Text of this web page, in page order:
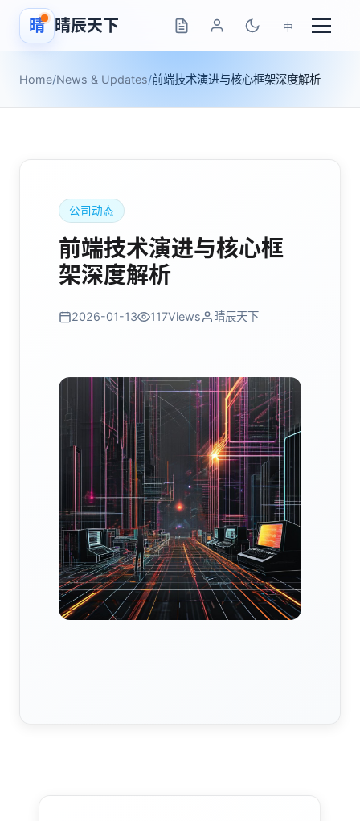
晴 晴辰天下 中
Home/News & Updates/前端技术演进与核心框架深度解析
公司动态
前端技术演进与核心框
架深度解析
2026-01-13 117Views 晴辰天下